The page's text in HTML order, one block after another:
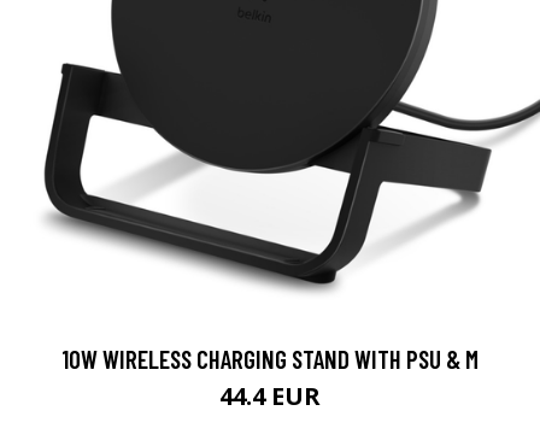
10W WIRELESS CHARGING STAND WITH PSU & M
44.4 EUR